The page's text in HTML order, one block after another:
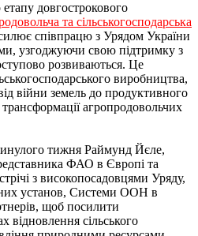
довгострокового
та сільськогосподарська
співпрацю з Урядом України
узгоджуючи свою підтримку з
розвиваються. Це
виробництва,
війни земель до продуктивного
агропродовольчих
тижня Раймунд Йєле,
ФАО в Європі та
з високопосадовцями Уряду,
установ, Системи ООН в
щоб посилити
відновлення сільського